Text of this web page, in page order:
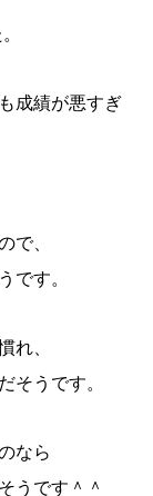
成績が悪すぎ
で、
です。
れ、
そうです。
なら
うです＾＾